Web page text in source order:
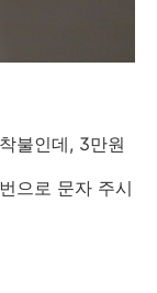
불인데, 3만원
으로 문자 주시